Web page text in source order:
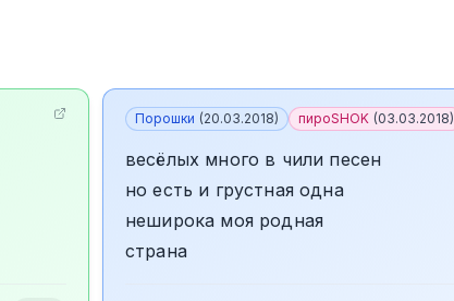
Порошки (20.03.2018) пироSHOK (03.03.2018)
весёлых много в чили песен
но есть и грустная одна
неширока моя родная
страна